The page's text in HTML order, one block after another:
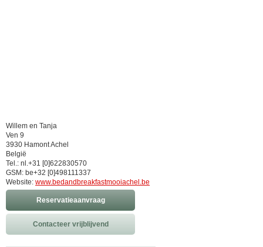
Willem en Tanja
Ven 9
3930 Hamont Achel
België
Tel.: nl.+31 [0]622830570
GSM: be+32 [0]498111337
Website: www.bedandbreakfastmooiachel.be
Reservatieaanvraag
Contacteer vrijblijvend